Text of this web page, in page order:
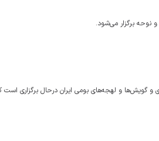
نوحه برگزار می‌شود.
و گویش‌ها و لهجه‌های بومی ایران درحال برگزاری